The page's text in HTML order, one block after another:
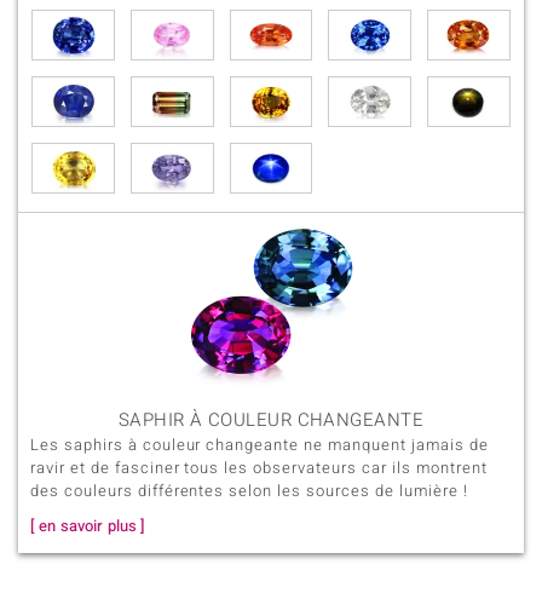
SAPHIR À COULEUR CHANGEANTE
Les saphirs à couleur changeante ne manquent jamais de
ravir et de fasciner tous les observateurs car ils montrent
des couleurs différentes selon les sources de lumière !
[ en savoir plus ]